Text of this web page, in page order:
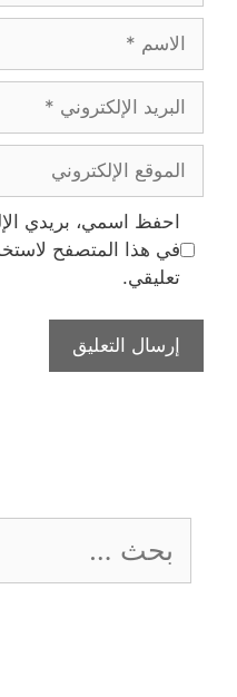
الإلكتروني
الإلكتروني
احفظ اسمي، بريدي
في هذا المتصفح
تعليقي.
البحث
عن: